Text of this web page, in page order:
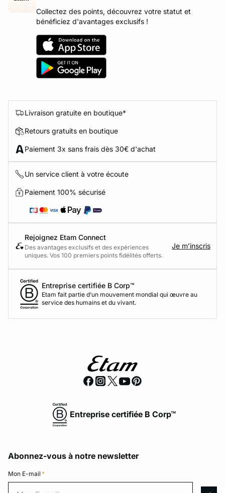
Collectez des points, découvrez votre statut et
bénéficiez d'avantages exclusifs !
Livraison gratuite en boutique*
Retours gratuits en boutique
Paiement 3x sans frais dès 30€ d'achat
Un service client à votre écoute
Paiement 100% sécurisé
Rejoignez Etam Connect
Des avantages exclusifs et des expériences
uniques. Vos 100 premiers points fidélités offerts.
Je m’inscris
Entreprise certifiée B Corp™
Etam fait partie d’un mouvement mondial qui œuvre au
service des humains et du vivant.
Entreprise certifiée B Corp™
Abonnez-vous à notre newsletter
Mon E-mail *